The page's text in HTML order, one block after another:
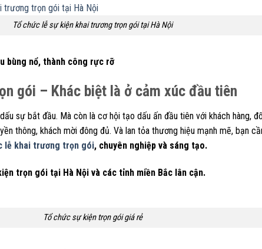
Tổ chức lễ sự kiện khai trương trọn gói tại Hà Nội
bùng nổ, thành công rực rỡ
gói – Khác biệt là ở cảm xúc đầu tiên
sự bắt đầu. Mà còn là cơ hội tạo dấu ấn đầu tiên với khách hàng,
thông, khách mời đông đủ. Và lan tỏa thương hiệu mạnh mẽ, bạn
lễ khai trương trọn gói, chuyên nghiệp và sáng tạo.
trọn gói tại Hà Nội và các tỉnh miền Bắc lân cận.
Tổ chức sự kiện trọn gói giá rẻ